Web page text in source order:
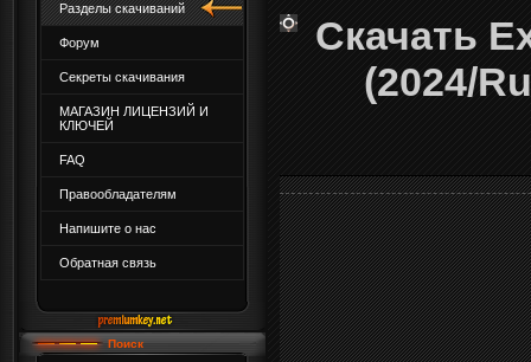
Разделы скачиваний
Форум
Секреты скачивания
МАГАЗИН ЛИЦЕНЗИЙ И
КЛЮЧЕЙ
FAQ
Правообладателям
Напишите о нас
Обратная связь
Поиск
Скачать
(2024/